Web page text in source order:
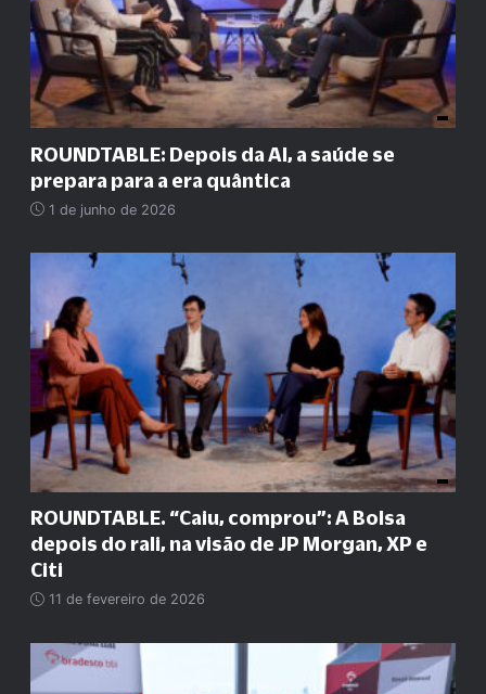
ROUNDTABLE: Depois da AI, a saúde se
prepara para a era quântica
1 de junho de 2026
ROUNDTABLE. “Caiu, comprou”: A Bolsa
depois do rali, na visão de JP Morgan, XP e
Citi
11 de fevereiro de 2026